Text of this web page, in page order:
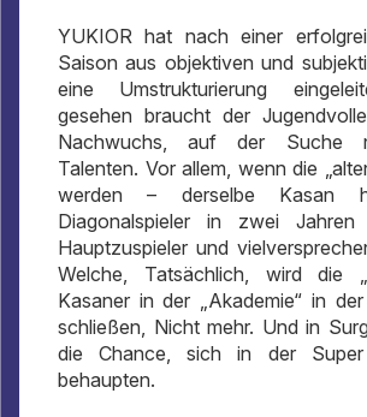
YUKIOR hat nach einer
Saison aus objektiven und
eine Umstrukturierung
gesehen braucht der
Nachwuchs, auf der Suche
Talenten. Vor allem, wenn die
werden – derselbe Kasan
Diagonalspieler in zwei Jahren
Hauptzuspieler und
Welche, Tatsächlich, wird die
Kasaner in der „Akademie“ in der
schließen, Nicht mehr. Und in
die Chance, sich in der
behaupten.